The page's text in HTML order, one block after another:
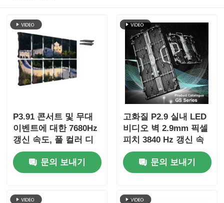
P3.91 콘서트 및 무대
이벤트에 대한 7680Hz
갱신 속도, 풀 컬러 디
스플레이 및 IP65 보호
문의 보내기
고화질 P2.9 실내 LED
비디오 벽 2.9mm 픽셀
피치 3840 Hz 갱신 속
도 및 4500cd/sqm 밝
기
문의 보내기